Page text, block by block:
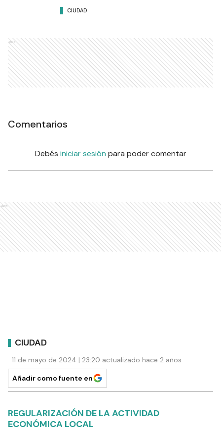
CIUDAD
Ads
Comentarios
Debés iniciar sesión para poder comentar
Ads
CIUDAD
11 de mayo de 2024 | 23:20 actualizado hace 2 años
Añadir como fuente en
REGULARIZACIÓN DE LA ACTIVIDAD
ECONÓMICA LOCAL